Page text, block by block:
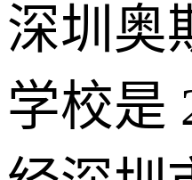
深圳奥
学校是